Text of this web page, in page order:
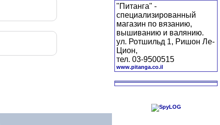
"Питанга" -
специализированный
магазин по вязанию,
вышиванию и валянию.
ул. Ротшильд 1, Ришон Ле-
Цион,
тел. 03-9500515
www.pitanga.co.il